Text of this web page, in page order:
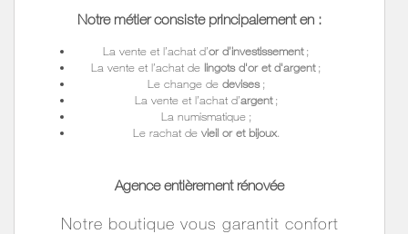
Notre métierconsiste principalement en :
La vente et l’achat d’or d’investissement ;
La vente et l’achat de lingots d'or et d'argent ;
Le change de devises ;
La vente et l’achat d’argent ;
La numismatique ;
Le rachat de vieil or et bijoux.
Agence entièrement rénovée
Notre boutique vous garantit confort